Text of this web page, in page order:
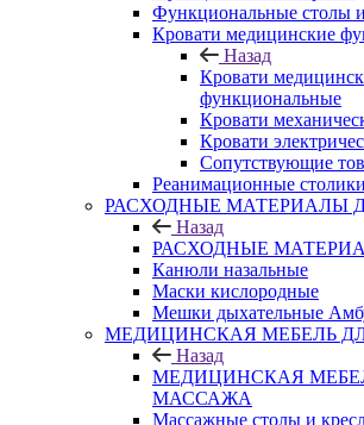
Функциональные столы
Кровати медицинские
Назад
Кровати
функциональные
Кровати
Кровати
Сопутствующие
Реанимационные
РАСХОДНЫЕ МАТЕРИАЛЫ
Назад
РАСХОДНЫЕ
Канюли назальные
Маски кислородные
Мешки дыхательные
МЕДИЦИНСКАЯ МЕБЕЛЬ
Назад
МЕДИЦИНСКАЯ
МАССАЖА
Массажные столы и